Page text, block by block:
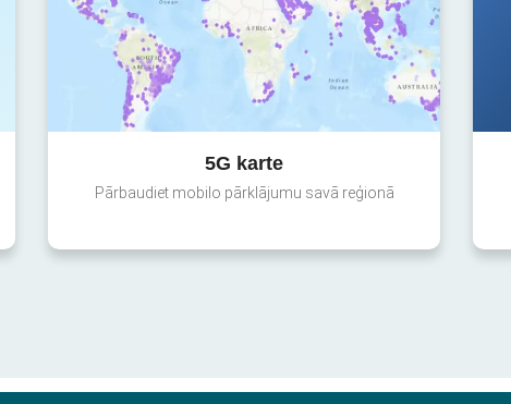
5G karte
Pārbaudiet mobilo pārklājumu savā reģionā